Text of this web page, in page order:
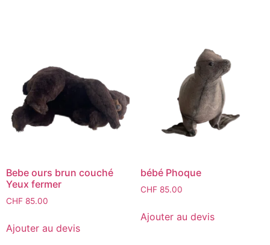
Bebe ours brun couché
Yeux fermer
CHF 85.00
Ajouter au devis
bébé Phoque
CHF85.00
Ajouter au devis